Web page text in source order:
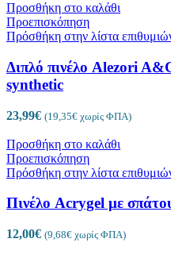
Προσθήκη στο καλάθι
Προεπισκόπηση
Πρόσθήκη στην λίστα
Διπλό πινέλο Alezori
synthetic
23,99€ (19,35€ χωρίς ΦΠΑ)
Προσθήκη στο καλάθι
Προεπισκόπηση
Πρόσθήκη στην λίστα
Πινέλο Acrygel με
12,00€ (9,68€ χωρίς ΦΠΑ)